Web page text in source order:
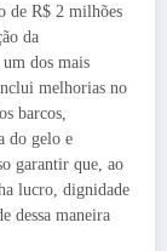
de R$ 2 milhões
da
dos mais
melhorias no
barcos,
do gelo e
garantir que, ao
lucro, dignidade
dessa maneira